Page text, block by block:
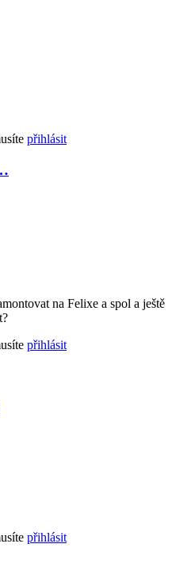
přihlásit
na Felixe a spol a ještě
přihlásit
přihlásit